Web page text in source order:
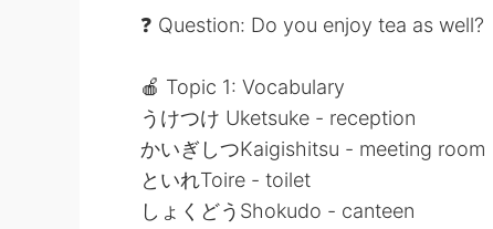
❓ Question: Do you enjoy tea as well?
🍎 Topic 1: Vocabulary
うけつけ Uketsuke - reception
かいぎしつKaigishitsu - meeting room
といれToire - toilet
しょくどうShokudo - canteen